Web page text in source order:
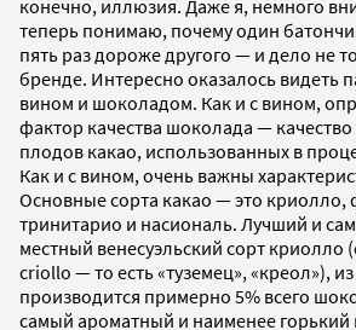
конечно, иллюзия. Даже я, немного
теперь понимаю, почему один
пять раз дороже другого — и дело не
бренде. Интересно оказалось видеть
вином и шоколадом. Как и с вином,
фактор качества шоколада — качество
плодов какао, использованных в
Как и с вином, очень важны
Основные сорта какао — это криолло,
тринитарио и насиональ. Лучший и
местный венесуэльский сорт криолло
criollo — то есть «туземец», «креол»),
производится примерно 5% всего
самый ароматный и наименее горький